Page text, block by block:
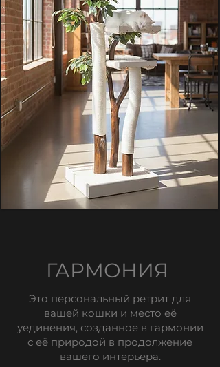
ГАРМОНИЯ
Это персональный ретрит для
вашей кошки и место её
уединения, созданное в гармонии
с её природой в продолжение
вашего интерьера.